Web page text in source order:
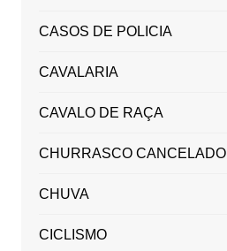
CASOS DE POLICIA
CAVALARIA
CAVALO DE RAÇA
CHURRASCO CANCELADO
CHUVA
CICLISMO